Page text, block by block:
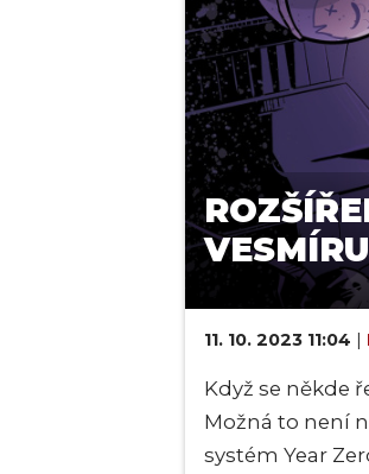
VESMÍRU
11. 10. 2023 11:04 |
Když se někde
Možná to není
systém Year